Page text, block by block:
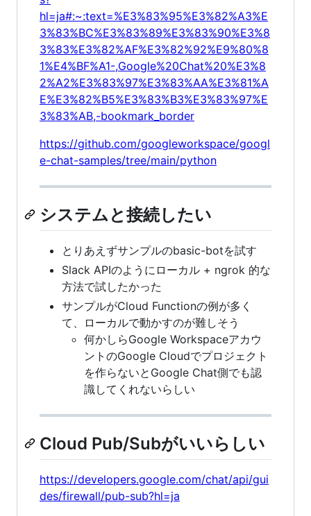
hl=ja#:~:text=%E3%83%95%E3%82%A3%E
3%83%BC%E3%83%89%E3%83%90%E3%8
3%83%E3%82%AF%E3%82%92%E9%80%8
1%E4%BF%A1-,Google%20Chat%20%E3%8
2%A2%E3%83%97%E3%83%AA%E3%81%A
E%E3%82%B5%E3%83%B3%E3%83%97%E
3%83%AB,-bookmark_border
https://github.com/googleworkspace/googl
e-chat-samples/tree/main/python
システムと接続したい
とりあえずサンプルのbasic-botを試す
Slack APIのようにローカル + ngrok 的な
方法で試したかった
サンプルがCloud Functionの例が多く
て、ローカルで動かすのが難しそう
何かしらGoogle Workspaceアカウ
ントのGoogle Cloudでプロジェクト
を作らないとGoogle Chat側でも認
識してくれないらしい
Cloud Pub/Subがいいらしい
https://developers.google.com/chat/api/gui
des/firewall/pub-sub?hl=ja